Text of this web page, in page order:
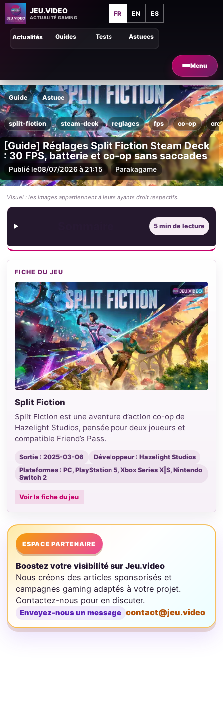
JEU.VIDEO
ACTUALITÉ GAMING
FR EN ES
Menu
Astuces
Guides Tests
Actualités
Guide Astuce
split-fiction steam-deck reglages fps co-op
[Guide] Réglages Split Fiction Steam Deck
: 30 FPS, batterie et co-op sans saccades
Publié le08/07/2026 à 21:15 Parakagame
Visuel : les images appartiennent à leurs ayants droit respectifs.
5 min de lecture
FICHE DU JEU
Split Fiction
Split Fiction est une aventure d’action co-op de
Hazelight Studios, pensée pour deux joueurs et
compatible Friend’s Pass.
Sortie : 2025-03-06
Développeur : Hazelight Studios
Plateformes : PC, PlayStation 5, Xbox Series X|S, Nintendo
Switch 2
Voir la fiche du jeu
ESPACE PARTENAIRE
Boostez votre visibilité sur Jeu.video
Nous créons des articles sponsorisés et
campagnes gaming adaptés à votre projet.
Contactez-nous pour en discuter.
Envoyez-nous un message contact@jeu.video